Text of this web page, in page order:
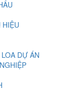
HIỆU
DỰ ÁN